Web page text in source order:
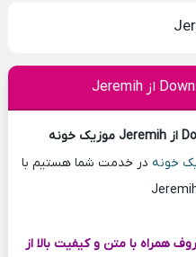
خونه در خدمت شما هستیم با
همراه با متن و کیفیت بالا از